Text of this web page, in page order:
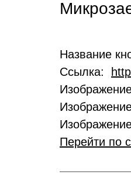
Название
Ссылка:
Перейти по